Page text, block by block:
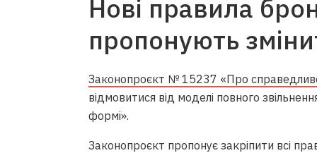
Нові правила
пропонують
Законопроєкт № 15237 «Про
відмовитися від моделі повного
формі».
Законопроєкт пропонує закріпити всі